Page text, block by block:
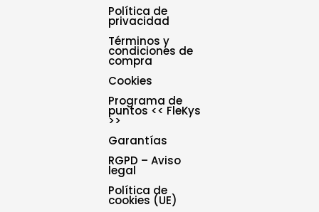
Política de
privacidad
Términos y
condiciones de
compra
Cookies
Programa de
puntos << FleKys
>>
Garantías
RGPD – Aviso
legal
Política de
cookies (UE)